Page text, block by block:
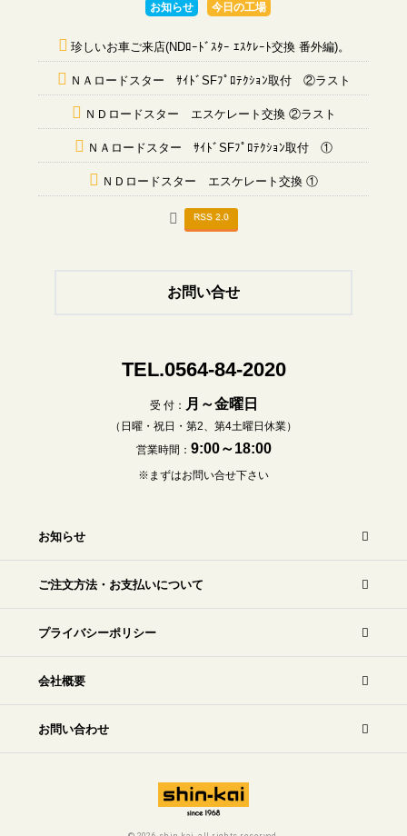
お知らせ 今日の工場
珍しいお車ご来店(NDﾛｰﾄﾞｽﾀｰ ｴｽｹﾚｰﾄ交換 番外編)。
ＮＡロードスター ｻｲﾄﾞSFﾌﾟﾛﾃｸｼｮﾝ取付 ②ラスト
ＮＤロードスター エスケレート交換 ②ラスト
ＮＡロードスター ｻｲﾄﾞSFﾌﾟﾛﾃｸｼｮﾝ取付 ①
ＮＤロードスター エスケレート交換 ①
RSS 2.0
お問い合せ
TEL.0564-84-2020
受 付： 月～金曜日
（日曜・祝日・第2、第4土曜日休業）
営業時間： 9:00～18:00
※まずはお問い合せ下さい
お知らせ
ご注文方法・お支払いについて
プライバシーポリシー
会社概要
お問い合わせ